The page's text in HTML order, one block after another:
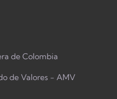
de Colombia
de Valores - AMV